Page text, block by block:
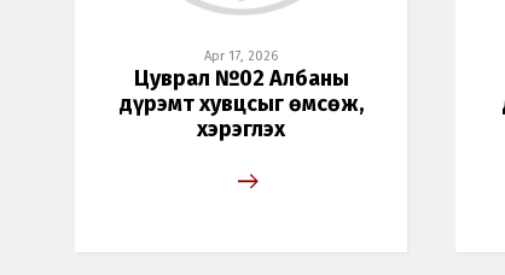
Apr 17, 2026
Цуврал №02 Албаны
дүрэмт хувцсыг өмсөж,
хэрэглэх